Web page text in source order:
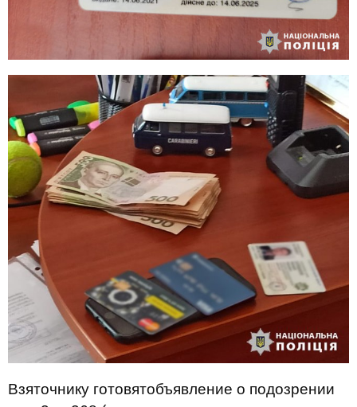
Взяточнику готовятобъявление о подозрении